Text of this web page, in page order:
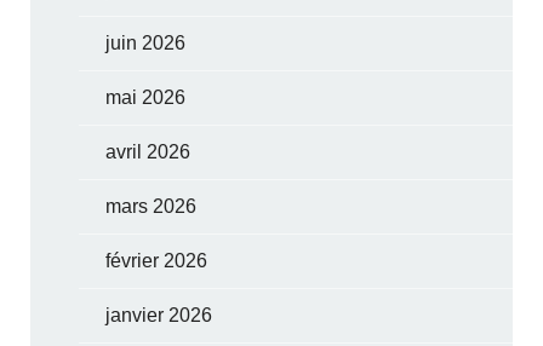
juin 2026
mai 2026
avril 2026
mars 2026
février 2026
janvier 2026